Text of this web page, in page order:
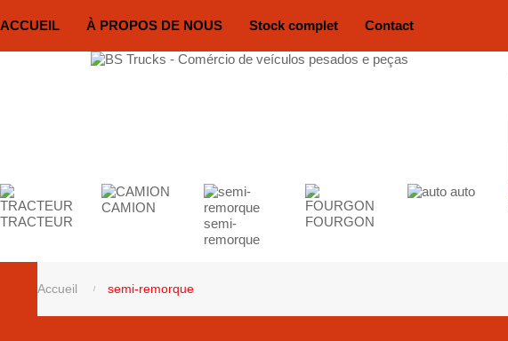
ACCUEIL À PROPOS DE NOUS Stock complet Contact
TRACTEUR
CAMION
semi-
remorque
FOURGON
auto
Accueil semi-remorque